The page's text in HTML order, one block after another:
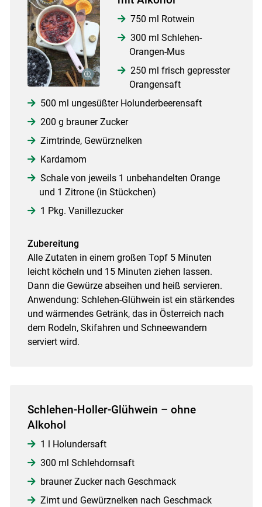
750 ml Rotwein
300 ml Schlehen-
Orangen-Mus
250 ml frisch gepresster
Orangensaft
500 ml ungesüßter Holunderbeerensaft
200 g brauner Zucker
Zimtrinde, Gewürznelken
Kardamom
Schale von jeweils 1 unbehandelten Orange
und 1 Zitrone (in Stückchen)
1 Pkg. Vanillezucker
Zubereitung
Alle Zutaten in einem großen Topf 5 Minuten
leicht köcheln und 15 Minuten ziehen lassen.
Dann die Gewürze abseihen und heiß servieren.
Anwendung: Schlehen-Glühwein ist ein stärkendes
und wärmendes Getränk, das in Österreich nach
dem Rodeln, Skifahren und Schneewandern
serviert wird.
Schlehen-Holler-Glühwein – ohne
Alkohol
1 l Holundersaft
300 ml Schlehdornsaft
brauner Zucker nach Geschmack
Zimt und Gewürznelken nach Geschmack